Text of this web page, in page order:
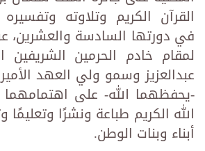
القرآن الكريم وتلاوته وتفسيره
في دورتها السادسة والعشرين،
لمقام خادم الحرمين
عبدالعزيز وسمو ولي العهد
-يحفظهما الله- على اهتمامهما
الله الكريم طباعة ونشرًا
أبناء وبنات الوطن.